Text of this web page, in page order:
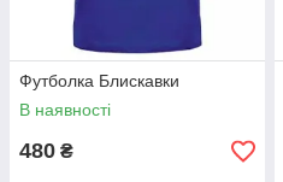
Футболка Блискавки
В наявності
480 ₴